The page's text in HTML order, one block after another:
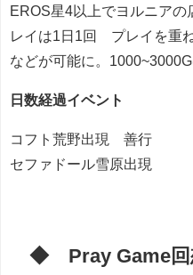
EROS星4以上でヨルニア
レイは1日1回 プレイを重
などが可能に。1000~3000G
日数経過イベント
コフト荒野出現 善行
セファドール雪原出現
◆ Pray Game回